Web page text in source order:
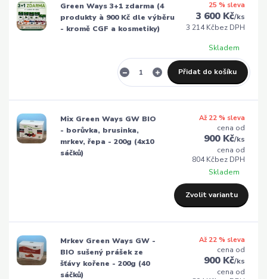
Green Ways 3+1 zdarma (4
produkty à 900 Kč dle výběru
- kromě CGF a kosmetiky)
25 % sleva
3 600 Kč/ks
3 214 Kčbez DPH
Skladem
Přidat do košíku
Mix Green Ways GW BIO
- borůvka, brusinka,
mrkev, řepa - 200g (4x10
sáčků)
Až 22 % sleva
cena od
900 Kč/ks
cena od
804 Kčbez DPH
Skladem
Zvolit variantu
Mrkev Green Ways GW -
BIO sušený prášek ze
šťávy kořene - 200g (40
sáčků)
Až 22 % sleva
cena od
900 Kč/ks
cena od